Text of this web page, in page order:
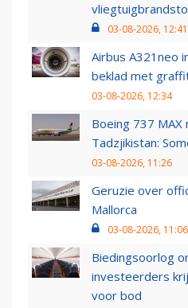
03-08-2026, 12:41
Airbus A321neo
beklad met
03-08-2026, 12:34
Boeing 737 MAX
Tadzjikistan:
03-08-2026, 11:26
Geruzie over
Mallorca
03-08-2026, 11:06
Biedingsoorlog
investeerders
voor bod